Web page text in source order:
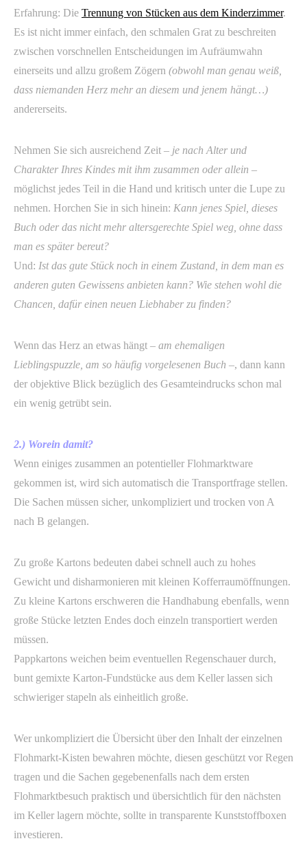
Erfahrung: Die Trennung von Stücken aus dem Kinderzimmer.
Es ist nicht immer einfach, den schmalen Grat zu beschreiten
zwischen vorschnellen Entscheidungen im Aufräumwahn
einerseits und allzu großem Zögern (obwohl man genau weiß,
dass niemanden Herz mehr an diesem und jenem hängt…)
andererseits.
Nehmen Sie sich ausreichend Zeit – je nach Alter und
Charakter Ihres Kindes mit ihm zusammen oder allein –
möglichst jedes Teil in die Hand und kritisch unter die Lupe zu
nehmen. Horchen Sie in sich hinein: Kann jenes Spiel, dieses
Buch oder das nicht mehr altersgerechte Spiel weg, ohne dass
man es später bereut?
Und: Ist das gute Stück noch in einem Zustand, in dem man es
anderen guten Gewissens anbieten kann? Wie stehen wohl die
Chancen, dafür einen neuen Liebhaber zu finden?
Wenn das Herz an etwas hängt – am ehemaligen
Lieblingspuzzle, am so häufig vorgelesenen Buch –, dann kann
der objektive Blick bezüglich des Gesamteindrucks schon mal
ein wenig getrübt sein.
2.) Worein damit?
Wenn einiges zusammen an potentieller Flohmarktware
gekommen ist, wird sich automatisch die Transportfrage stellen.
Die Sachen müssen sicher, unkompliziert und trocken von A
nach B gelangen.
Zu große Kartons bedeuten dabei schnell auch zu hohes
Gewicht und disharmonieren mit kleinen Kofferraumöffnungen.
Zu kleine Kartons erschweren die Handhabung ebenfalls, wenn
große Stücke letzten Endes doch einzeln transportiert werden
müssen.
Pappkartons weichen beim eventuellen Regenschauer durch,
bunt gemixte Karton-Fundstücke aus dem Keller lassen sich
schwieriger stapeln als einheitlich große.
Wer unkompliziert die Übersicht über den Inhalt der einzelnen
Flohmarkt-Kisten bewahren möchte, diesen geschützt vor Regen
tragen und die Sachen gegebenenfalls nach dem ersten
Flohmarktbesuch praktisch und übersichtlich für den nächsten
im Keller lagern möchte, sollte in transparente Kunststoffboxen
investieren.